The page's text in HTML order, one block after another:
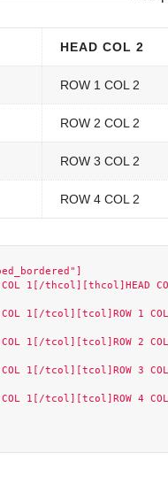
HEAD COL 2
ROW 1 COL 2
ROW 2 COL 2
ROW 3 COL 2
ROW 4 COL 2
1[/thcol][thcol]HEAD
1[/tcol][tcol]ROW 1
1[/tcol][tcol]ROW 2
1[/tcol][tcol]ROW 3
1[/tcol][tcol]ROW 4